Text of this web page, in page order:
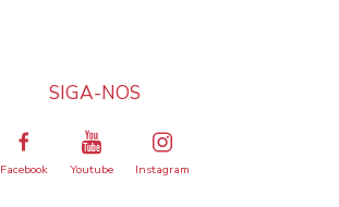
SIGA-NOS
Facebook Youtube Instagram